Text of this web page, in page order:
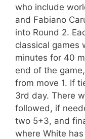
who include
and Fabiano
into Round 2.
classical games
minutes for 40
end of the
from move 1. If
3rd day. There
followed, if
two 5+3, and
where White